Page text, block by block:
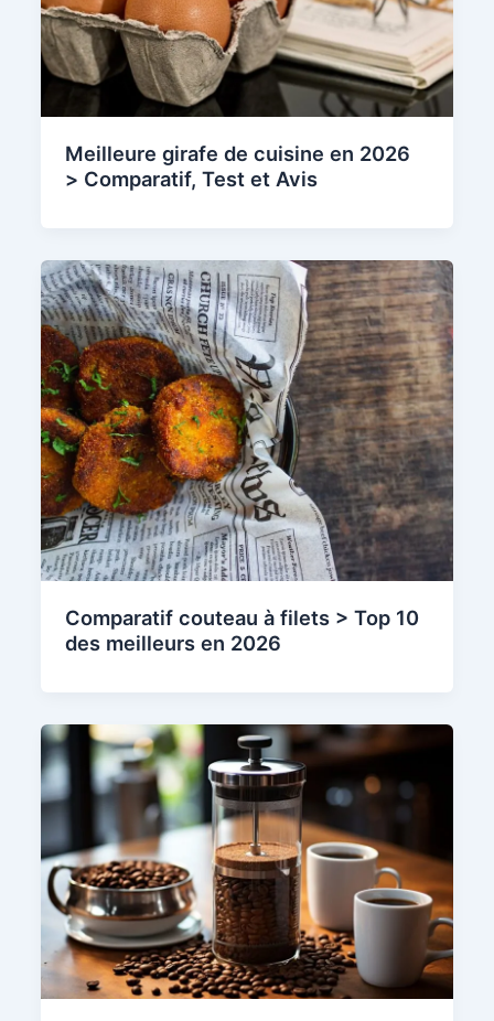
Meilleure girafe de cuisine en 2026
> Comparatif, Test et Avis
Comparatif couteau à filets > Top 10
des meilleurs en 2026